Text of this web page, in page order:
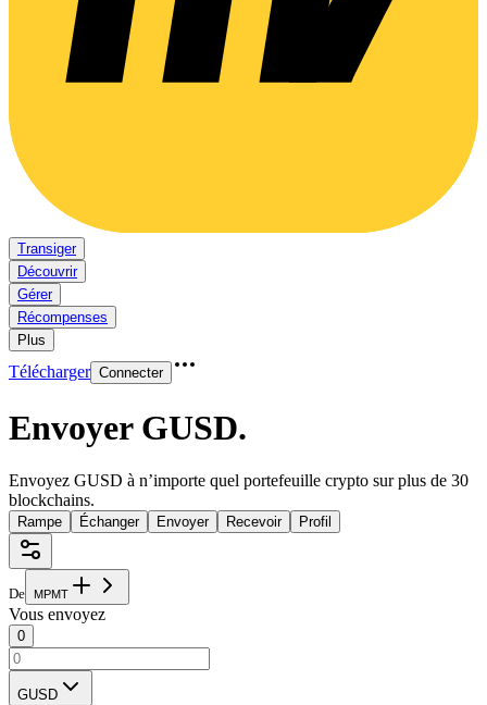
Transiger
Découvrir
Gérer
Récompenses
Plus
Télécharger Connecter
Envoyer GUSD.
Envoyez GUSD à n’importe quel portefeuille crypto sur plus de 30
blockchains.
Rampe Échanger Envoyer Recevoir Profil
De MPMT
Vous envoyez
0
GUSD